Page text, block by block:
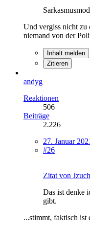
Und vergiss nicht zu
niemand von der
Inhalt melden
Zitieren
andyg
Reaktionen
506
Beiträge
2.226
27. Januar
#26
Zitat von
Das ist denke
gibt.
...stimmt, faktisch ist